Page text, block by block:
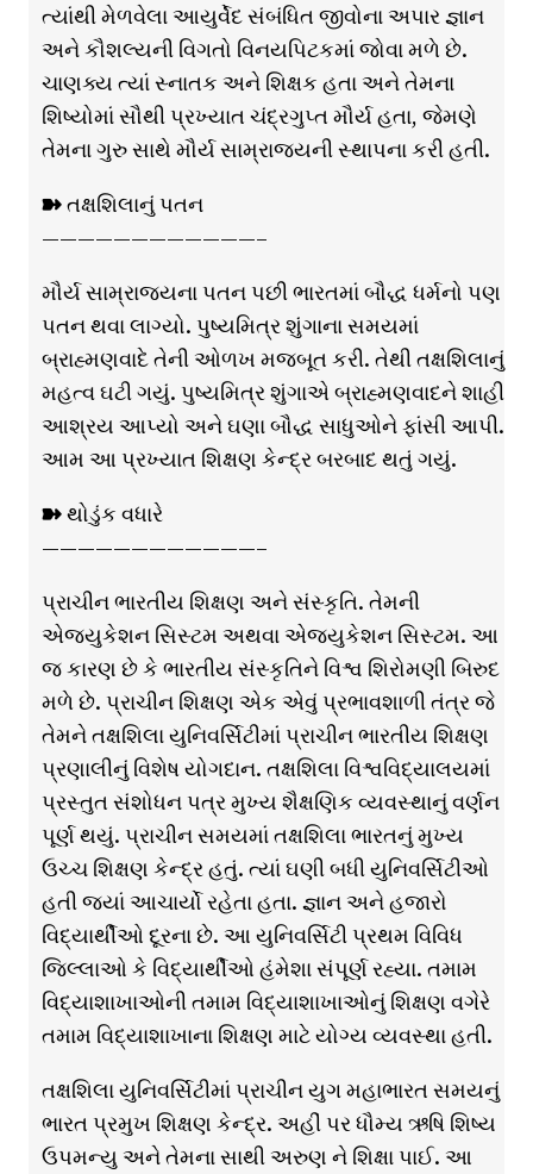
ત્યાંથી મેળવેલા આયુર્વેદ સંબંધિત જીવોના અપાર જ્ઞાન
અને કૌશલ્યની વિગતો વિનયપિટકમાં જોવા મળે છે.
ચાણક્ય ત્યાં સ્નાતક અને શિક્ષક હતા અને તેમના
શિષ્યોમાં સૌથી પ્રખ્યાત ચંદ્રગુપ્ત મૌર્ય હતા, જેમણે
તેમના ગુરુ સાથે મૌર્ય સામ્રાજ્યની સ્થાપના કરી હતી.
➽ તક્ષશિલાનું પતન
————————————–
મૌર્ય સામ્રાજ્યના પતન પછી ભારતમાં બૌદ્ધ ધર્મનો પણ
પતન થવા લાગ્યો. પુષ્યમિત્ર શુંગાના સમયમાં
બ્રાહ્મણવાદે તેની ઓળખ મજબૂત કરી. તેથી તક્ષશિલાનું
મહત્વ ઘટી ગયું. પુષ્યમિત્ર શુંગાએ બ્રાહ્મણવાદને શાહી
આશ્રય આપ્યો અને ઘણા બૌદ્ધ સાધુઓને ફાંસી આપી.
આમ આ પ્રખ્યાત શિક્ષણ કેન્દ્ર બરબાદ થતું ગયું.
➽ થોડુંક વધારે
————————————–
પ્રાચીન ભારતીય શિક્ષણ અને સંસ્કૃતિ. તેમની
એજ્યુકેશન સિસ્ટમ અથવા એજ્યુકેશન સિસ્ટમ. આ
જ કારણ છે કે ભારતીય સંસ્કૃતિને વિશ્વ શિરોમણી બિરુદ
મળે છે. પ્રાચીન શિક્ષણ એક એવું પ્રભાવશાળી તંત્ર જે
તેમને તક્ષશિલા યુનિવર્સિટીમાં પ્રાચીન ભારતીય શિક્ષણ
પ્રણાલીનું વિશેષ યોગદાન. તક્ષશિલા વિશ્વવિદ્યાલયમાં
પ્રસ્તુત સંશોધન પત્ર મુખ્ય શૈક્ષણિક વ્યવસ્થાનું વર્ણન
પૂર્ણ થયું. પ્રાચીન સમયમાં તક્ષશિલા ભારતનું મુખ્ય
ઉચ્ચ શિક્ષણ કેન્દ્ર હતું. ત્યાં ઘણી બધી યુનિવર્સિટીઓ
હતી જ્યાં આચાર્યો રહેતા હતા. જ્ઞાન અને હજારો
વિદ્યાર્થીઓ દૂરના છે. આ યુનિવર્સિટી પ્રથમ વિવિધ
જિલ્લાઓ કે વિદ્યાર્થીઓ હંમેશા સંપૂર્ણ રહ્યા. તમામ
વિદ્યાશાખાઓની તમામ વિદ્યાશાખાઓનું શિક્ષણ વગેરે
તમામ વિદ્યાશાખાના શિક્ષણ માટે યોગ્ય વ્યવસ્થા હતી.
તક્ષશિલા યુનિવર્સિટીમાં પ્રાચીન યુગ મહાભારત સમયનું
ભારત પ્રમુખ શિક્ષણ કેન્દ્ર. અહીં પર ધૌમ્ય ઋષિ શિષ્ય
ઉપમન્યુ અને તેમના સાથી અરુણ ને શિક્ષા પાઈ. આ